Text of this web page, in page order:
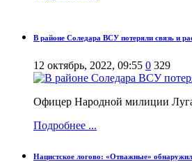
В районе Соледара ВСУ потеряли связь и
12 октябрь, 2022, 09:55 0 329
Офицер Народной милиции
Подробнее ...
Нацистское логово: «Отважные»